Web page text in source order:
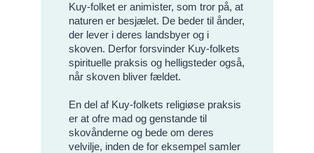
Kuy-folket er animister, som tror på, at
naturen er besjælet. De beder til ånder,
der lever i deres landsbyer og i
skoven. Derfor forsvinder Kuy-folkets
spirituelle praksis og helligsteder også,
når skoven bliver fældet.
En del af Kuy-folkets religiøse praksis
er at ofre mad og genstande til
skovånderne og bede om deres
velvilje, inden de for eksempel samler